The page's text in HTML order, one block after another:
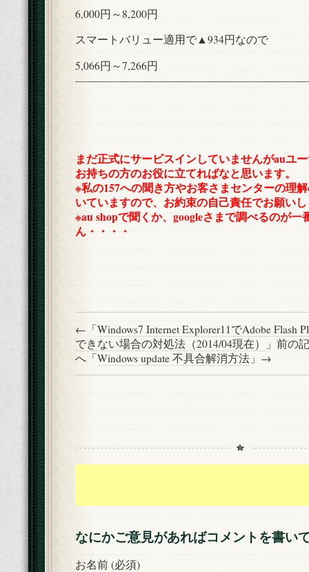
6,000円～8,200円
スマートバリュー適用で▲934円なので
5,066円～7,266円
まだ正式にサービスインしていませんがauユ
お持ちの方のお役に立てればなと思います。
※私の157への聞き方やお客さまセンターの理
いていますので、お約束の自己責任でお願い
※au shopで聞くか、googleさまで調べるのが一
ん・・・・
←「Windows7 Internet Explorer11でAdobe Flash
できない場合の対処法（2014/04現在）
」前
へ「Windows update 不具合解消方法 」→
なにかご意見があればコメントを書い
お名前 (必須)